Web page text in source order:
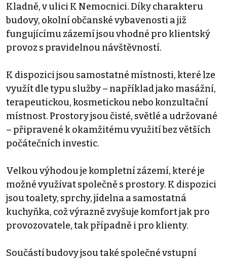
Kladně, v ulici K Nemocnici. Díky charakteru
budovy, okolní občanské vybavenosti a již
fungujícímu zázemí jsou vhodné pro klientský
provoz s pravidelnou návštěvností.
K dispozici jsou samostatné místnosti, které lze
využít dle typu služby – například jako masážní,
terapeutickou, kosmetickou nebo konzultační
místnost. Prostory jsou čisté, světlé a udržované
– připravené k okamžitému využití bez větších
počátečních investic.
Velkou výhodou je kompletní zázemí, které je
možné využívat společně s prostory. K dispozici
jsou toalety, sprchy, jídelna a samostatná
kuchyňka, což výrazně zvyšuje komfort jak pro
provozovatele, tak případně i pro klienty.
Součástí budovy jsou také společné vstupní